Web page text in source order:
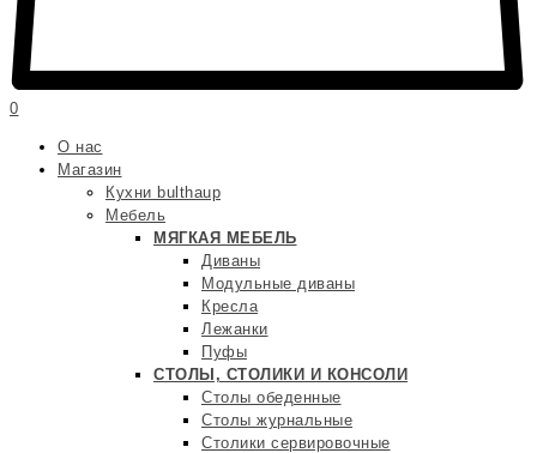
0
О нас
Магазин
Кухни bulthaup
Мебель
МЯГКАЯ МЕБЕЛЬ
Диваны
Модульные диваны
Кресла
Лежанки
Пуфы
СТОЛЫ, СТОЛИКИ И КОНСОЛИ
Столы обеденные
Столы журнальные
Столики сервировочные